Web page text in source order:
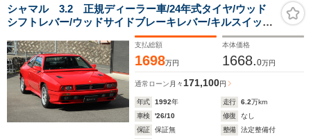
シャマル 3.2 正規ディーラー車/24年式タイヤ/ウッド
シフトレバー/ウッドサイドブレーキレバー/キルスイッ
チ/16インチアルミホイール/左ハンドル/エアコン/ブラッ
クレザーシート/KENWOODオーディオ/SONYスピーカー
支払総額
1698万円
本体価格
1668.0万円
通常ローン 月々171,100円
年式 1992年 走行 6.2万km
車検
'26/10 修復
なし
保証
保証無 整備
法定整備付